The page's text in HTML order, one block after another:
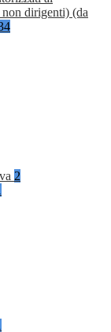
dirigenti) (da
2